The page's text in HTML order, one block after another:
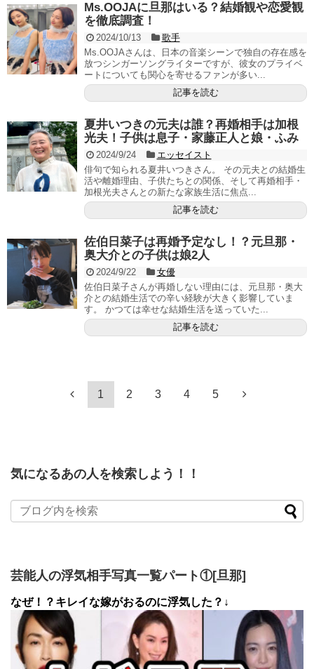
Ms.OOJAに旦那はいる？結婚観や恋愛観
を徹底調査！
2024/10/13
歌手
Ms.OOJAさんは、日本の音楽シーンで独自の存在感を
放つシンガーソングライターですが、彼女のプライベ
ートについても関心を寄せるファンが多い...
記事を読む
夏井いつきの元夫は誰？再婚相手は加根
光夫！子供は息子・家藤正人と娘・ふみ
2024/9/24
エッセイスト
俳句で知られる夏井いつきさん。 その元夫との結婚生
活や離婚理由、子供たちとの関係、そして再婚相手・
加根光夫さんとの新たな家族生活に焦点...
記事を読む
佐伯日菜子は再婚予定なし！？元旦那・
奥大介との子供は娘2人
2024/9/22
女優
佐伯日菜子さんが再婚しない理由には、元旦那・奥大
介との結婚生活での辛い経験が大きく影響していま
す。 かつては幸せな結婚生活を送っていた...
記事を読む
1 2 3 4 5
気になるあの人を検索しよう！！
芸能人の浮気相手写真一覧パート①[旦那]
なぜ！？キレイな嫁がおるのに浮気した？↓